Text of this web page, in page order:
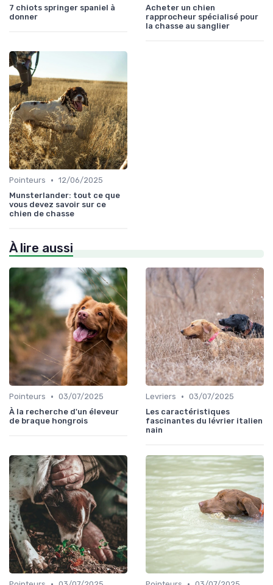
7 chiots springer spaniel à
donner
Acheter un chien
rapprocheur spécialisé pour
la chasse au sanglier
Pointeurs • 12/06/2025
Munsterlander: tout ce que
vous devez savoir sur ce
chien de chasse
À lire aussi
Pointeurs • 03/07/2025
À la recherche d'un éleveur
de braque hongrois
Levriers • 03/07/2025
Les caractéristiques
fascinantes du lévrier italien
nain